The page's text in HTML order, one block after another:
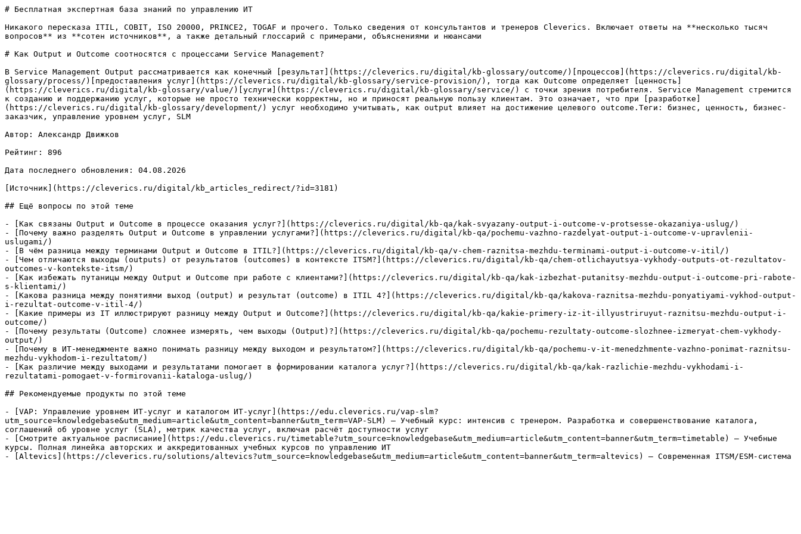
# Бесплатная экспертная база знаний по управлению ИТ
Никакого пересказа ITIL, COBIT, ISO 20000, PRINCE2, TOGAF и прочего. Только сведения от консультантов и тренеров Cleverics. Включает ответы на **несколько тысяч
вопросов** из **сотен источников**, а также детальный глоссарий с примерами, объяснениями и нюансами
# Как Output и Outcome соотносятся с процессами Service Management?
В Service Management Output рассматривается как конечный [результат](https://cleverics.ru/digital/kb-glossary/outcome/)[процессов](https://cleverics.ru/digital/kb-
glossary/process/)[предоставления услуг](https://cleverics.ru/digital/kb-glossary/service-provision/), тогда как Outcome определяет [ценность]
(https://cleverics.ru/digital/kb-glossary/value/)[услуги](https://cleverics.ru/digital/kb-glossary/service/) с точки зрения потребителя. Service Management стремится
к созданию и поддержанию услуг, которые не просто технически корректны, но и приносят реальную пользу клиентам. Это означает, что при [разработке]
(https://cleverics.ru/digital/kb-glossary/development/) услуг необходимо учитывать, как output влияет на достижение целевого outcome.Теги: бизнес, ценность, бизнес-
заказчик, управление уровнем услуг, SLM
Автор: Александр Движков
Рейтинг: 896
Дата последнего обновления: 04.08.2026
[Источник](https://cleverics.ru/digital/kb_articles_redirect/?id=3181)
## Ещё вопросы по этой теме
- [Как связаны Output и Outcome в процессе оказания услуг?](https://cleverics.ru/digital/kb-qa/kak-svyazany-output-i-outcome-v-protsesse-okazaniya-uslug/)
- [Почему важно разделять Output и Outcome в управлении услугами?](https://cleverics.ru/digital/kb-qa/pochemu-vazhno-razdelyat-output-i-outcome-v-upravlenii-
uslugami/)
- [В чём разница между терминами Output и Outcome в ITIL?](https://cleverics.ru/digital/kb-qa/v-chem-raznitsa-mezhdu-terminami-output-i-outcome-v-itil/)
- [Чем отличаются выходы (outputs) от результатов (outcomes) в контексте ITSM?](https://cleverics.ru/digital/kb-qa/chem-otlichayutsya-vykhody-outputs-ot-rezultatov-
outcomes-v-kontekste-itsm/)
- [Как избежать путаницы между Output и Outcome при работе с клиентами?](https://cleverics.ru/digital/kb-qa/kak-izbezhat-putanitsy-mezhdu-output-i-outcome-pri-rabote-
s-klientami/)
- [Какова разница между понятиями выход (output) и результат (outcome) в ITIL 4?](https://cleverics.ru/digital/kb-qa/kakova-raznitsa-mezhdu-ponyatiyami-vykhod-output-
i-rezultat-outcome-v-itil-4/)
- [Какие примеры из IT иллюстрируют разницу между Output и Outcome?](https://cleverics.ru/digital/kb-qa/kakie-primery-iz-it-illyustriruyut-raznitsu-mezhdu-output-i-
outcome/)
- [Почему результаты (Outcome) сложнее измерять, чем выходы (Output)?](https://cleverics.ru/digital/kb-qa/pochemu-rezultaty-outcome-slozhnee-izmeryat-chem-vykhody-
output/)
- [Почему в ИТ-менеджменте важно понимать разницу между выходом и результатом?](https://cleverics.ru/digital/kb-qa/pochemu-v-it-menedzhmente-vazhno-ponimat-raznitsu-
mezhdu-vykhodom-i-rezultatom/)
- [Как различие между выходами и результатами помогает в формировании каталога услуг?](https://cleverics.ru/digital/kb-qa/kak-razlichie-mezhdu-vykhodami-i-
rezultatami-pomogaet-v-formirovanii-kataloga-uslug/)
## Рекомендуемые продукты по этой теме
- [VAP: Управление уровнем ИТ-услуг и каталогом ИТ-услуг](https://edu.cleverics.ru/vap-slm?
utm_source=knowledgebase&utm_medium=article&utm_content=banner&utm_term=VAP-SLM) — Учебный курс: интенсив с тренером. Разработка и совершенствование каталога,
соглашений об уровне услуг (SLA), метрик качества услуг, включая расчёт доступности услуг
- [Смотрите актуальное расписание](https://edu.cleverics.ru/timetable?utm_source=knowledgebase&utm_medium=article&utm_content=banner&utm_term=timetable) — Учебные
курсы. Полная линейка авторских и аккредитованных учебных курсов по управлению ИТ
- [Altevics](https://cleverics.ru/solutions/altevics?utm_source=knowledgebase&utm_medium=article&utm_content=banner&utm_term=altevics) — Современная ITSM/ESM-система